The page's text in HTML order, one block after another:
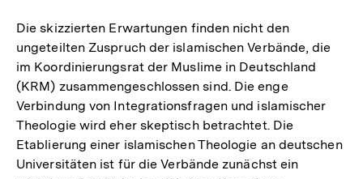
Die skizzierten Erwartungen finden nicht den
ungeteilten Zuspruch der islamischen Verbände, die
im Koordinierungsrat der Muslime in Deutschland
(KRM) zusammengeschlossen sind. Die enge
Verbindung von Integrationsfragen und islamischer
Theologie wird eher skeptisch betrachtet. Die
Etablierung einer islamischen Theologie an deutschen
Universitäten ist für die Verbände zunächst ein